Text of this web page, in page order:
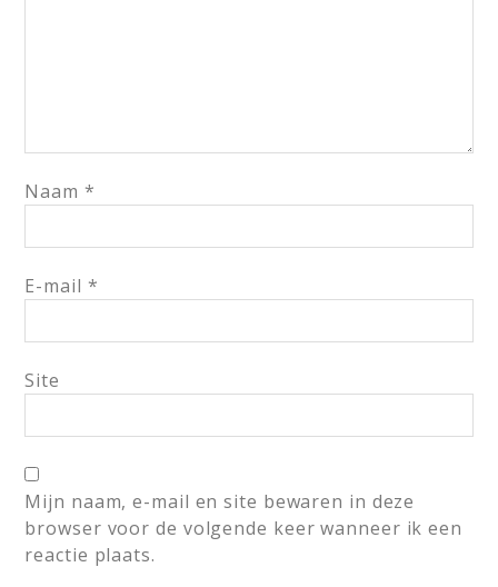
Naam *
E-mail *
Site
Mijn naam, e-mail en site bewaren in deze
browser voor de volgende keer wanneer ik een
reactie plaats.